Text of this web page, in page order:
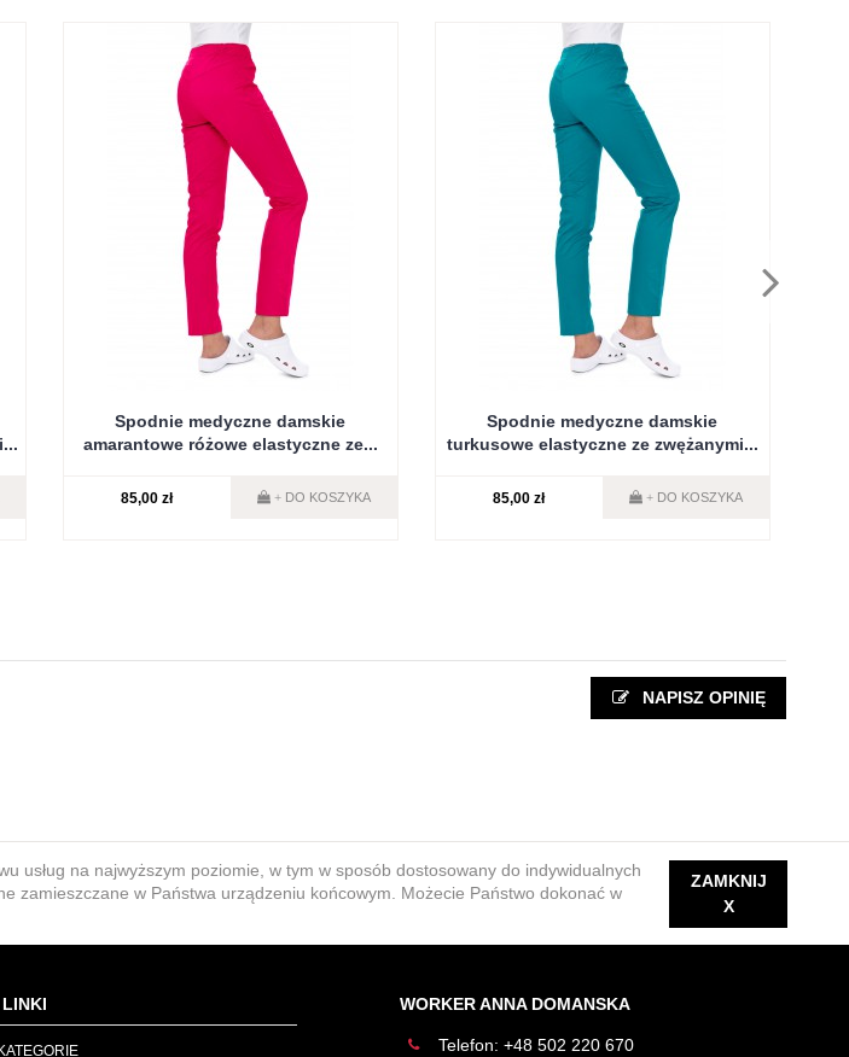
Spodnie medyczne damskie
amarantowe różowe elastyczne ze...
85,00 zł + DO KOSZYKA
Spodnie medyczne damskie
turkusowe elastyczne ze zwężanymi...
85,00 zł + DO KOSZYKA
NAPISZ OPINIĘ
usług na najwyższym poziomie, w tym w sposób dostosowany do indywidualnych
zamieszczane w Państwa urządzeniu końcowym. Możecie Państwo dokonać w
ZAMKNIJ
X
WORKER ANNA DOMANSKA
Telefon: +48 502 220 670